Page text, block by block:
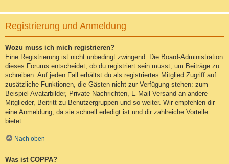
Registrierung und Anmeldung
Wozu muss ich mich registrieren?
Eine Registrierung ist nicht unbedingt zwingend. Die Board-Administration
dieses Forums entscheidet, ob du registriert sein musst, um Beiträge zu
schreiben. Auf jeden Fall erhältst du als registriertes Mitglied Zugriff auf
zusätzliche Funktionen, die Gästen nicht zur Verfügung stehen: zum
Beispiel Avatarbilder, Private Nachrichten, E-Mail-Versand an andere
Mitglieder, Beitritt zu Benutzergruppen und so weiter. Wir empfehlen dir
eine Anmeldung, da sie schnell erledigt ist und dir zahlreiche Vorteile
bietet.
Nach oben
Was ist COPPA?